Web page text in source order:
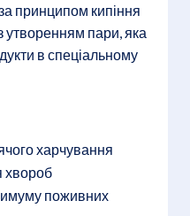
принципом кипіння
утворенням пари, яка
в спеціальному
харчування
хвороб
поживних